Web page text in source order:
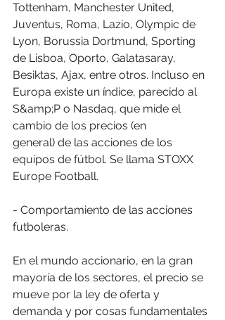
Tottenham, Manchester United,
Juventus, Roma, Lazio, Olympic de
Lyon, Borussia Dortmund, Sporting
de Lisboa, Oporto, Galatasaray,
Besiktas, Ajax, entre otros. Incluso en
Europa existe un índice, parecido al
S&amp;P o Nasdaq, que mide el
cambio de los precios (en
general) de las acciones de los
equipos de fútbol. Se llama STOXX
Europe Football.
- Comportamiento de las acciones
futboleras.
En el mundo accionario, en la gran
mayoría de los sectores, el precio se
mueve por la ley de oferta y
demanda y por cosas fundamentales